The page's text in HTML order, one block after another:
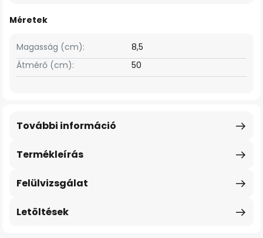
Méretek
Magasság (cm):
8,5
Átmérő (cm):
50
Termékleírás
További információ
Felülvizsgálat
Letöltések